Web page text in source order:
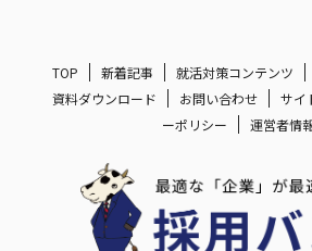
TOP 新着記事 就活対策コンテンツ
資料ダウンロード
お問い合わせ サイ
ーポリシー
運営者情